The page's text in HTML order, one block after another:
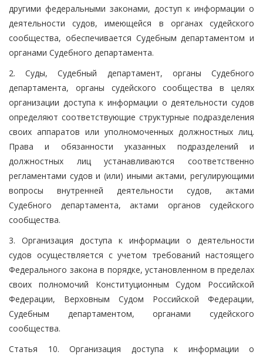
другими федеральными законами, доступ к информации о
деятельности судов, имеющейся в органах судейского
сообщества, обеспечивается Судебным департаментом и
органами Судебного департамента.
2. Суды, Судебный департамент, органы Судебного
департамента, органы судейского сообщества в целях
организации доступа к информации о деятельности судов
определяют соответствующие структурные подразделения
своих аппаратов или уполномоченных должностных лиц.
Права и обязанности указанных подразделений и
должностных лиц устанавливаются соответственно
регламентами судов и (или) иными актами, регулирующими
вопросы внутренней деятельности судов, актами
Судебного департамента, актами органов судейского
сообщества.
3. Организация доступа к информации о деятельности
судов осуществляется с учетом требований настоящего
Федерального закона в порядке, установленном в пределах
своих полномочий Конституционным Судом Российской
Федерации, Верховным Судом Российской Федерации,
Судебным департаментом, органами судейского
сообщества.
Статья 10. Организация доступа к информации о